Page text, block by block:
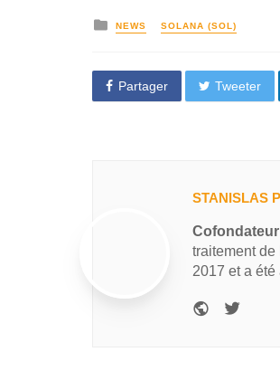
NEWS SOLANA (SOL)
Partager Tweeter
STANISLAS
traitement de
2017 et a